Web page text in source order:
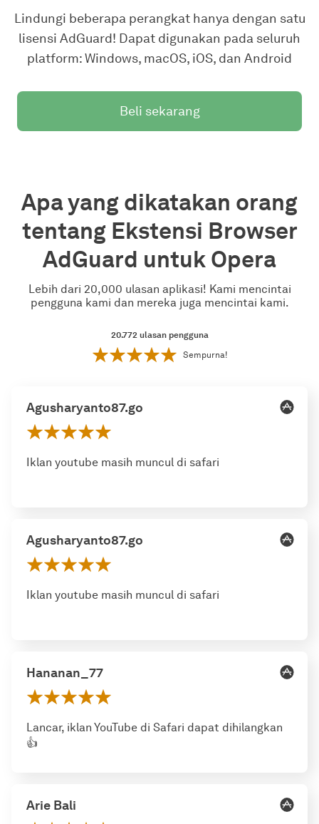
Lindungi beberapa perangkat hanya dengan satu
lisensi AdGuard! Dapat digunakan pada seluruh
platform: Windows, macOS, iOS, dan Android
Beli sekarang
Apa yang dikatakan orang
tentang Ekstensi Browser
AdGuard untuk Opera
Lebih dari 20,000 ulasan aplikasi! Kami mencintai
pengguna kami dan mereka juga mencintai kami.
20.772 ulasan pengguna
Sempurna!
Agusharyanto87.go
Iklan youtube masih muncul di safari
Agusharyanto87.go
Iklan youtube masih muncul di safari
Hananan_77
Lancar, iklan YouTube di Safari dapat dihilangkan
👍
Arie Bali